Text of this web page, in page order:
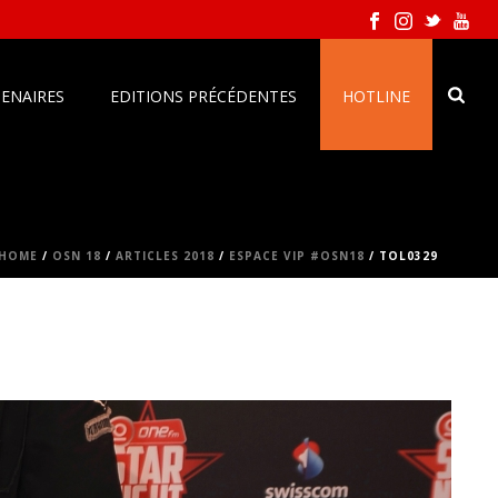
EDITIONS PRÉCÉDENTES HOTLINE
/ OSN 18 / ARTICLES 2018 / ESPACE VIP #OSN18 / TOL0329